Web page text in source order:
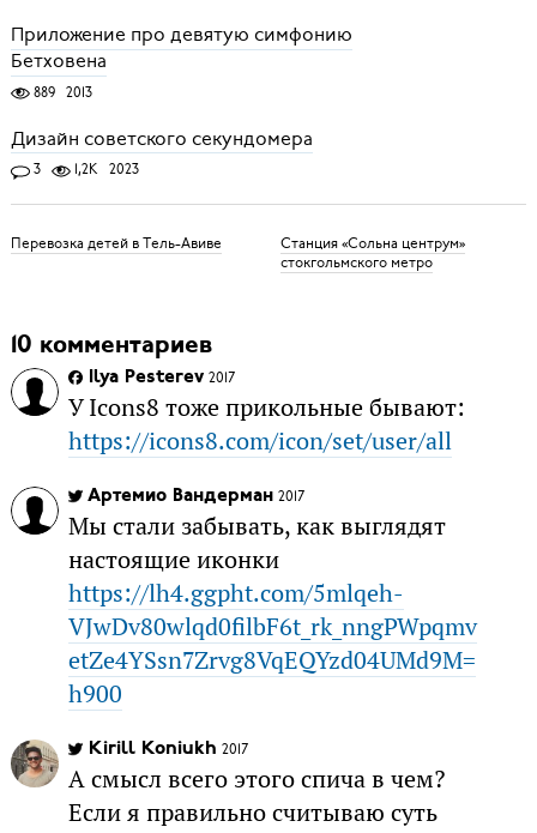
Приложение про девятую симфонию
Бетховена
889 2013
Дизайн советского секундомера
3 1,2K 2023
Перевозка детей в Тель-Авиве
Станция «Сольна центрум»
стокгольмского метро
10 комментариев
Ilya Pesterev 2017
У Icons8 тоже прикольные бывают:
https://icons8.com/icon/set/user/all
Артемио Вандерман 2017
Мы стали забывать, как выглядят
настоящие иконки
https://lh4.ggpht.com/5mlqeh-
VJwDv80wlqd0filbF6t_rk_nngPWpqmv
etZe4YSsn7Zrvg8VqEQYzd04UMd9M=
h900
Kirill Koniukh 2017
А смысл всего этого спича в чем?
Если я правильно считываю суть